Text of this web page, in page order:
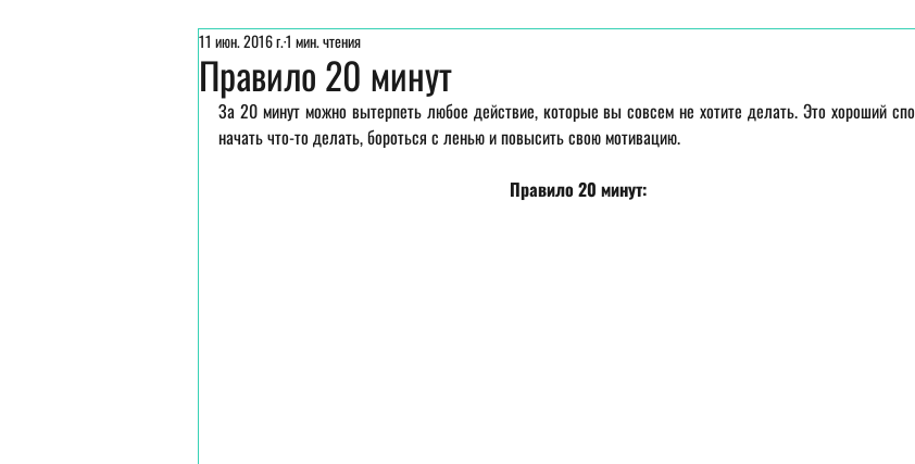
Правило 20 минут
11 июн. 2016 г.1 мин. чтения
За 20 минут можно вытерпеть любое действие, которые вы совсем не хотите делать. Это хороший
начать что-то делать, бороться с ленью и повысить свою мотивацию.
Правило 20 минут: